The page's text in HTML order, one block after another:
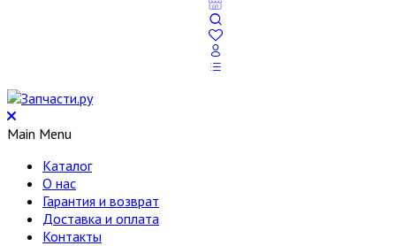
Main Menu
Каталог
О нас
Гарантия и возврат
Доставка и оплата
Контакты